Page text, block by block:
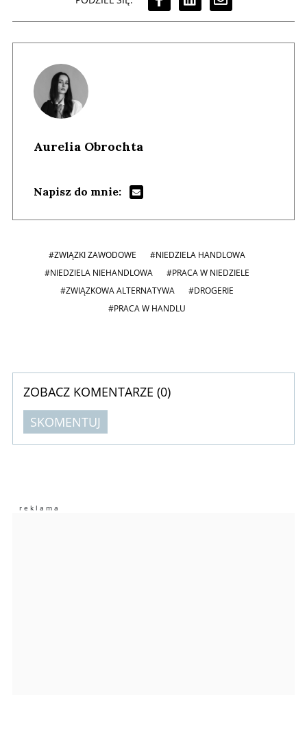
Aurelia Obrochta
Napisz do mnie:
#ZWIĄZKI ZAWODOWE
#NIEDZIELA HANDLOWA
#NIEDZIELA NIEHANDLOWA
#PRACA W NIEDZIELE
#ZWIĄZKOWA ALTERNATYWA
#DROGERIE
#PRACA W HANDLU
ZOBACZ KOMENTARZE (0)
SKOMENTUJ
Imię (Wymagane)